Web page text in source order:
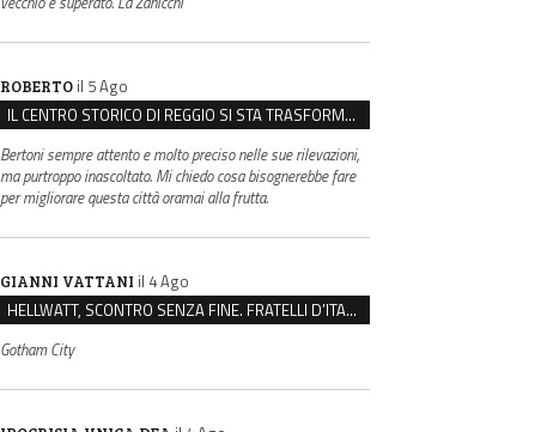
ROBERTO il 5 Ago
IL CENTRO STORICO DI REGGIO SI STA TRASFORMANDO, E NON IN MEGLIO
Bertoni sempre attento e molto preciso nelle sue rilevazioni,
ma purtroppo inascoltato. Mi chiedo cosa bisognerebbe fare
per migliorare questa città oramai alla frutta.
GIANNI VATTANI il 4 Ago
HELLWATT, SCONTRO SENZA FINE. FRATELLI D’ITALIA: “MILANI PORTA DOCUMENTI, DE FRANCO INSULTI”
Gotham City